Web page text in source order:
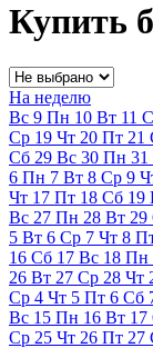
Купить
На неделю
Вс 9 Пн 10 Вт 11
Ср 19 Чт 20 Пт 21
Сб 29 Вс 30 Пн 31
6 Пн 7 Вт 8 Ср 9
Чт 17 Пт 18 Сб 19
Вс 27 Пн 28 Вт 29
5 Вт 6 Ср 7 Чт 8
16 Сб 17 Вс 18 Пн
26 Вт 27 Ср 28 Чт
Ср 4 Чт 5 Пт 6 Сб
Вс 15 Пн 16 Вт 17
Ср 25 Чт 26 Пт 27